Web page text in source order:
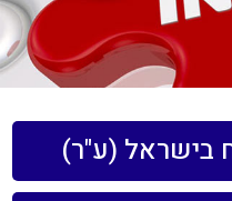
בישראל (ע"ר)